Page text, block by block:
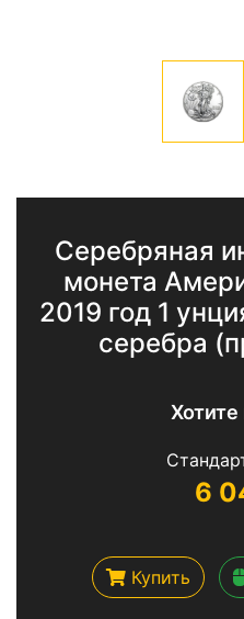
Серебряная
монета
2019 год 1
серебра
Хотите
6
Купить